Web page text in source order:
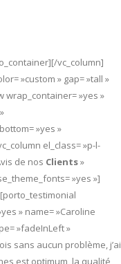
vc_column]
»custom » gap= »tall »
wrap_container= »yes »
»yes »
el_class= »p-l-
de nos Clients»
»yes »]
» name= »Caroline
»fadeInLeft »
sans aucun problème, j’ai
est optimum, la qualité